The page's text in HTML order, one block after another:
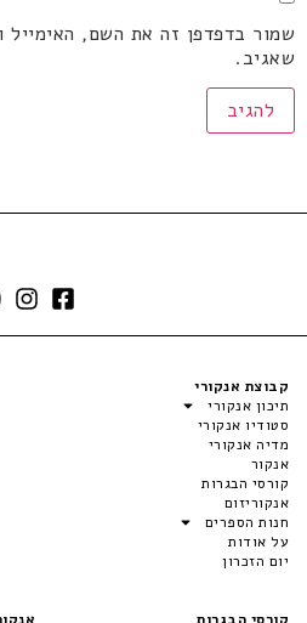
שמור בדפדפן זה את השם,
שאגיב.
קבוצת אנקורי
תיכון אנקורי
סטודיו אנקורי
מדיה אנקורי
אנקור
קורסי הבגרות
אנקוריזום
חנות הספרים
על אודות
יום הזכרון